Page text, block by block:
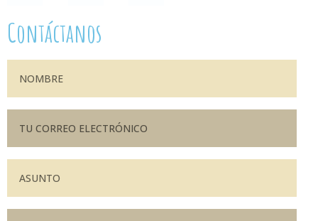
Contáctanos